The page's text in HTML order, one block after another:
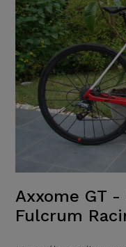
Axxome GT
Fulcrum